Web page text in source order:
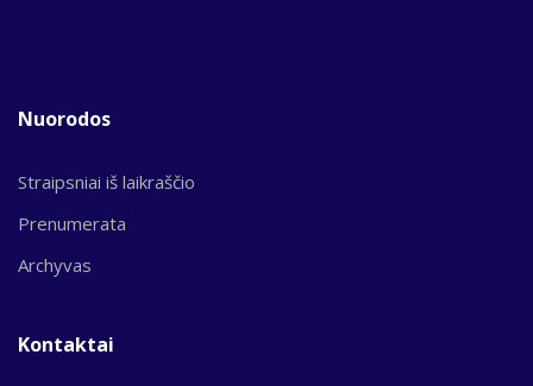
Nuorodos
Straipsniai iš laikraščio
Prenumerata
Archyvas
Kontaktai